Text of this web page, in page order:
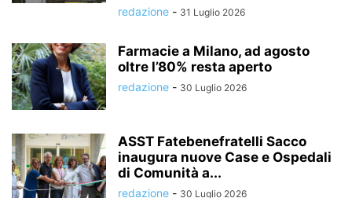
redazione - 31 Luglio 2026
Farmacie a Milano, ad agosto
oltre l’80% resta aperto
redazione - 30 Luglio 2026
ASST Fatebenefratelli Sacco
inaugura nuove Case e Ospedali
di Comunità a...
redazione - 30 Luglio 2026